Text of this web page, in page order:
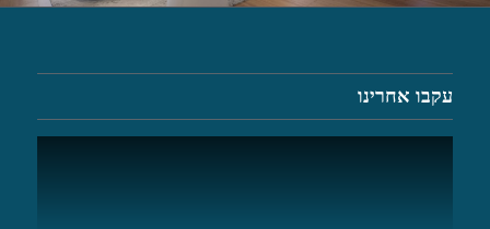
עקבו אחרינו